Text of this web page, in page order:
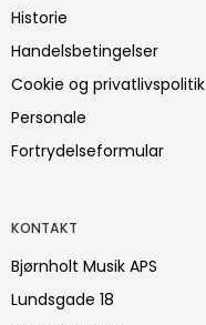
Historie
Handelsbetingelser
Cookie og privatlivspolitik
Personale
Fortrydelseformular
KONTAKT
Bjørnholt Musik APS
Lundsgade 18